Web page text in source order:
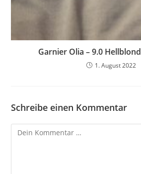
Garnier Olia – 9.0 Hellblond
1. August 2022
Schreibe einen Kommentar
Kommentar